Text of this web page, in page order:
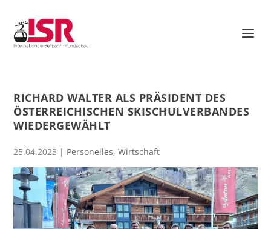
RICHARD WALTER ALS PRÄSIDENT DES
ÖSTERREICHISCHEN SKISCHULVERBANDES
WIEDERGEWÄHLT
25.04.2023 | Personelles,Wirtschaft